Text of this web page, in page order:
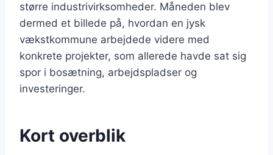
større industrivirksomheder. Måneden blev
dermed et billede på, hvordan en jysk
vækstkommune arbejdede videre med
konkrete projekter, som allerede havde sat sig
spor i bosætning, arbejdspladser og
investeringer.
Kort overblik